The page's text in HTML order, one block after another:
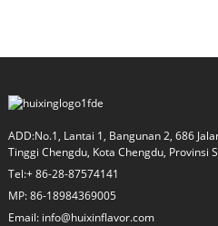
ADD:No.1, Lantai 1, Bangunan 2, 686
Tinggi Chengdu, Kota Chengdu, Provinsi
Tel:+ 86-28-87574141
MP: 86-18984369005
Email: info@huixinflavor.com